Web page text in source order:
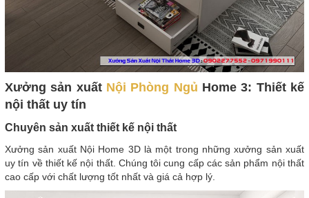
Xưởng sản xuất Nội Phòng Ngủ Home 3: Thiết kế
nội thất uy tín
Chuyên sản xuất thiết kế nội thất
Xưởng sản xuất Nội Home 3D là một trong những xưởng sản xuất
uy tín về thiết kế nội thất. Chúng tôi cung cấp các sản phẩm nội thất
cao cấp với chất lượng tốt nhất và giá cả hợp lý.